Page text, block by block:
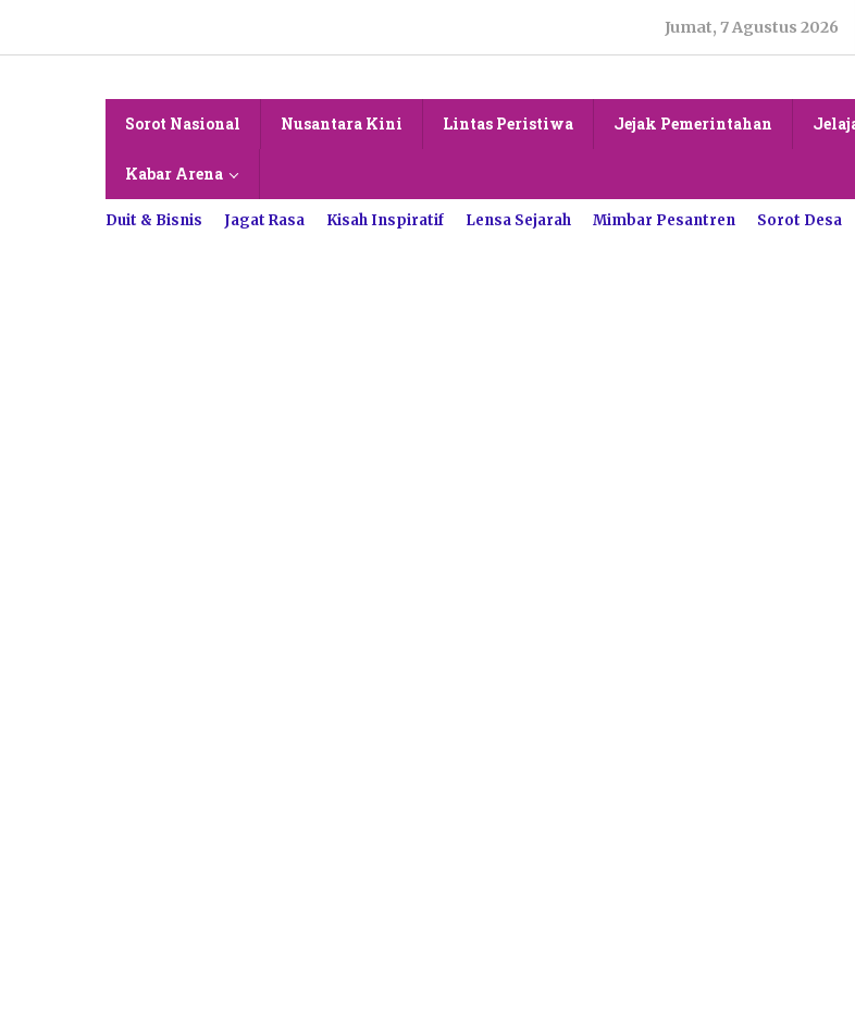
konten
Jumat, 7 Agustus 2026
Sorot Nasional Nusantara Kini Lintas Peristiwa Jejak Pemerintahan
Kabar Arena
Duit & Bisnis Jagat Rasa Kisah Inspiratif Lensa Sejarah Mimbar Pesantren Sorot Desa